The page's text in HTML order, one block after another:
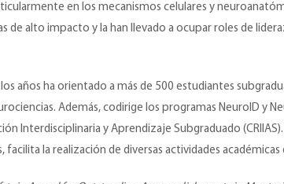
en los mecanismos celulares y
de alto impacto y la han llevado a ocupar roles de
años ha orientado a más de 500 estudiantes
Además, codirige los programas NeuroID y
Interdisciplinaria y Aprendizaje Subgraduado
la realización de diversas actividades